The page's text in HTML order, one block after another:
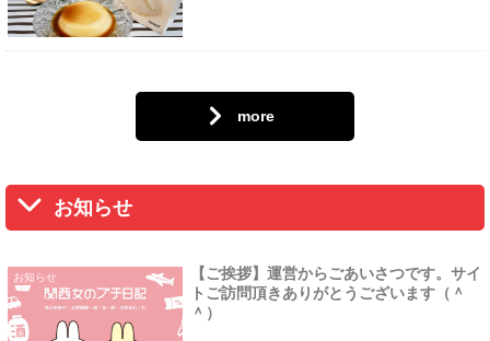
more
お知らせ
お知らせ
【ご挨拶】運営からごあいさつです。サイ
トご訪問頂きありがとうございます（＾
＾）